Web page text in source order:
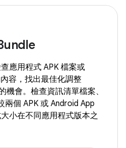
應用程式 APK 檔案或
容，找出最佳化調整
機會。檢查資訊清單檔案、
兩個 APK 或 Android App
小在不同應用程式版本之